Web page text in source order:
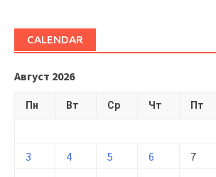
CALENDAR
Август 2026
Пн Вт Ср Чт Пт
3
4 5 6 7